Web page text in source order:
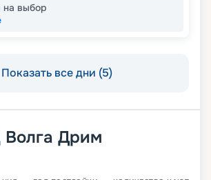
на выбор
Показать все дни (5)
Волга Дрим